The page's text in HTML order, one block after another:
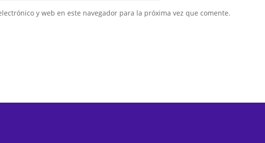
y web en este navegador para la próxima vez que comente.